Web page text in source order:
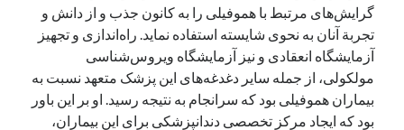
گرایش‌های مرتبط با هموفیلی را به کانون جذب و از دانش و
تجربة آنان به نحوی شایسته استفاده نماید. راه‌اندازی و تجهیز
آزمایشگاه انعقادی و نیز آزمایشگاه ویروس‌شناسی
مولکولی، از جمله سایر دغدغه‌های این پزشک متعهد نسبت به
بیماران هموفیلی بود که سرانجام به نتیجه رسید. او بر این باور
بود که ایجاد مرکز تخصصی دندانپزشکی برای این بیماران،